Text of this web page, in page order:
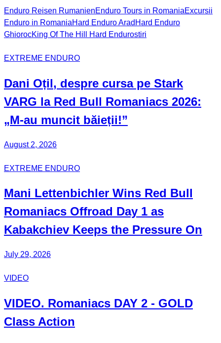
Enduro Reisen RumanienEnduro Tours in RomaniaExcursii
Enduro in RomaniaHard Enduro Arad Hard Enduro
GhiorocKing Of The Hill Hard Endurostiri
EXTREME ENDURO
Dani Oțil, despre cursa pe Stark
VARG la Red Bull Romaniacs 2026:
„M-au muncit băieții!”
August 2, 2026
EXTREME ENDURO
Mani Lettenbichler Wins Red Bull
Romaniacs Offroad Day 1 as
Kabakchiev Keeps the Pressure On
July 29, 2026
VIDEO
VIDEO. Romaniacs DAY 2 - GOLD
Class Action